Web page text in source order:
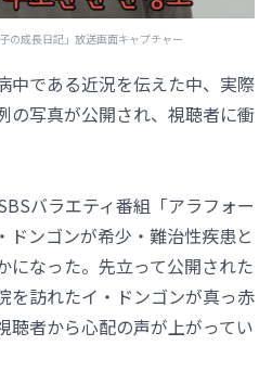
の成長日記」放送画面キャプチャー
中である近況を伝えた中、実際
の写真が公開され、視聴者に衝
バラエティ番組「アラフォー
ドンゴンが希少・難治性疾患と
になった。先立って公開された
を訪れたイ・ドンゴンが真っ赤
聴者から心配の声が上がってい